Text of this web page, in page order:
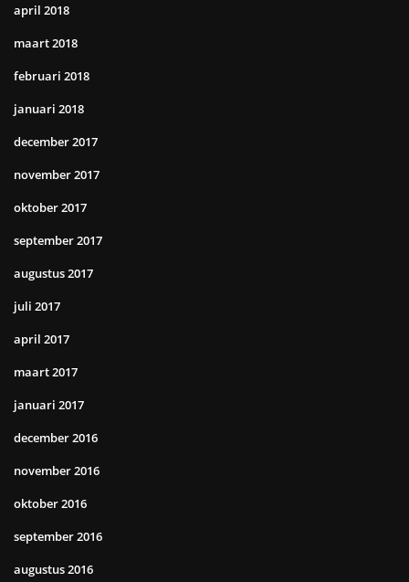
april 2018
maart 2018
februari 2018
januari 2018
december 2017
november 2017
oktober 2017
september 2017
augustus 2017
juli 2017
april 2017
maart 2017
januari 2017
december 2016
november 2016
oktober 2016
september 2016
augustus 2016